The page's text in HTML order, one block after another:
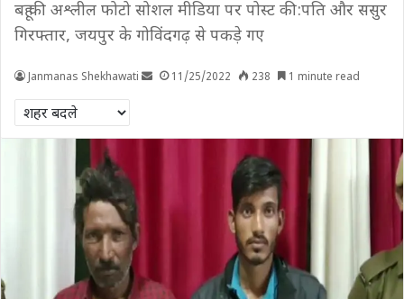
बहू की अश्लील फोटो सोशल मीडिया पर पोस्ट की:पति और ससुर
गिरफ्तार, जयपुर के गोविंदगढ़ से पकड़े गए
Janmanas Shekhawati 11/25/2022 238 1 minute read